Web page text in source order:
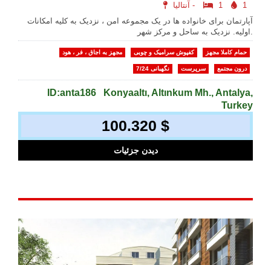
آنتالیا - 1
1
آپارتمان برای خانواده ها در یک مجموعه امن ، نزدیک به کلیه امکانات
اولیه. نزدیک به ساحل و مرکز شهر.
مجهز به اجاق ، فر ، هود کفپوش سرامیک و چوبی حمام کاملا مجهز
نگهبانی 7/24 سرپرست درون مجتمع
ID:anta186
Konyaaltı, Altınkum Mh., Antalya,
Turkey
100.320 $
دیدن جزئیات